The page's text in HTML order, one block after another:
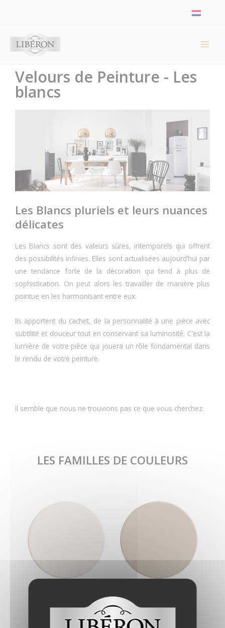
Velours de Peinture - Les
blancs
Les Blancs pluriels et leurs nuances
délicates
Les Blancs sont des valeurs sûres, intemporels qui offrent
des possibilités infinies. Elles sont actualisées aujourd’hui par
une tendance forte de la décoration qui tend à plus de
sophistication. On peut alors les travailler de manière plus
pointue en les harmonisant entre eux.
Ils apportent du cachet, de la personnalité à une pièce avec
subtilité et douceur tout en conservant sa luminosité. C’est la
lumière de votre pièce qui jouera un rôle fondamental dans
le rendu de votre peinture.
Il semble que nous ne trouvions pas ce que vous cherchez.
LES FAMILLES DE COULEURS